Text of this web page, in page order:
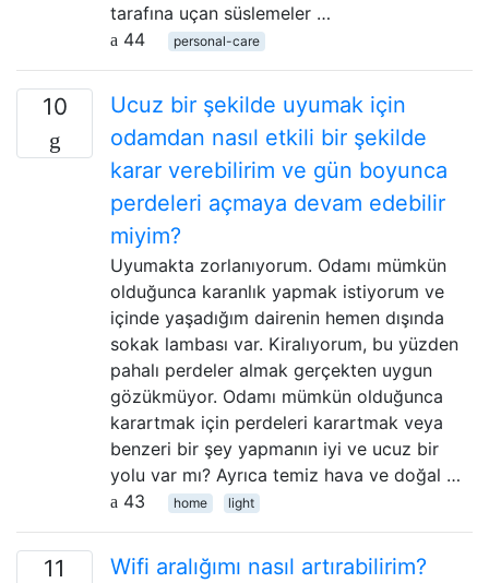
tarafına uçan süslemeler …
44
personal-care
10
Ucuz bir şekilde uyumak için
odamdan nasıl etkili bir şekilde
karar verebilirim ve gün boyunca
perdeleri açmaya devam edebilir
miyim?
Uyumakta zorlanıyorum. Odamı mümkün
olduğunca karanlık yapmak istiyorum ve
içinde yaşadığım dairenin hemen dışında
sokak lambası var. Kiralıyorum, bu yüzden
pahalı perdeler almak gerçekten uygun
gözükmüyor. Odamı mümkün olduğunca
karartmak için perdeleri karartmak veya
benzeri bir şey yapmanın iyi ve ucuz bir
yolu var mı? Ayrıca temiz hava ve doğal …
43
home light
11 Wifi aralığımı nasıl artırabilirim?